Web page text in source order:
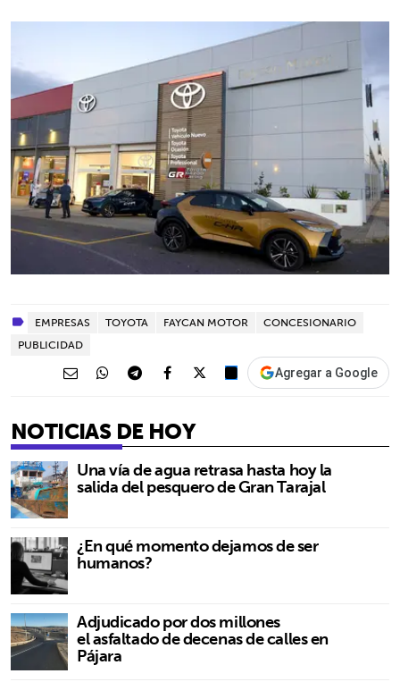
EMPRESAS TOYOTA FAYCAN MOTOR
CONCESIONARIO
PUBLICIDAD
Agregar a Google
NOTICIAS DE HOY
Una vía de agua retrasa hasta hoy la
salida del pesquero de Gran Tarajal
¿En qué momento dejamos de ser
humanos?
Adjudicado por dos millones
el asfaltado de decenas de calles en
Pájara